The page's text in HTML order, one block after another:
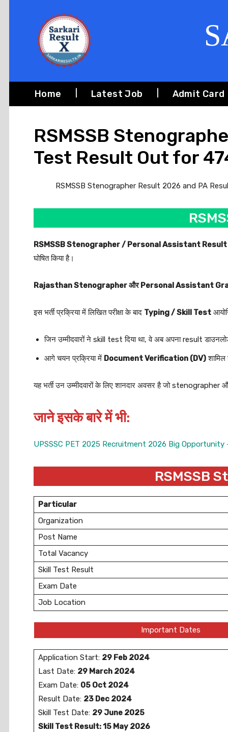
Home Latest Job Admit Card
RSMSSB
Test Result Out for
RSMSSB Stenographer Result 2026 and PA
RSMSSB Stenographer / Personal Assistant
घोषित किया है।
Rajasthan Stenographer और Personal Assistant
इस भर्ती प्रक्रिया में लिखित परीक्षा के बाद Typing / Skill Test
जिन उम्मीदवारों ने skill test दिया था, वे अब अपना result
आगे चयन प्रक्रिया में Document Verification (DV)
यह भर्ती उन उम्मीदवारों के लिए शानदार अवसर है जो
जाने इसके बारे में भी:
UPSSSC PET 2025 Recruitment 2026 Big
RSMSSB
Particular
Organization
Post Name
Total Vacancy
Skill Test Result
Exam Date
Job Location
Important Dates
Application Start: 29 Feb 2024
Last Date: 29 March 2024
Exam Date: 05 Oct 2024
Result Date: 23 Dec 2024
Skill Test Date: 29 June 2025
Skill Test Result: 15 May 2026